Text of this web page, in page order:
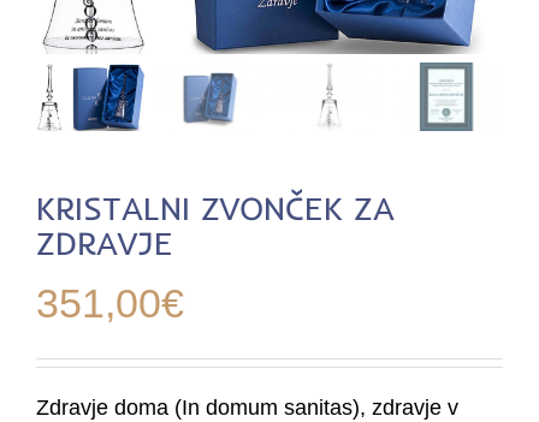
KRISTALNI ZVONČEK ZA
ZDRAVJE
351,00€
Zdravje doma (In domum sanitas), zdravje v